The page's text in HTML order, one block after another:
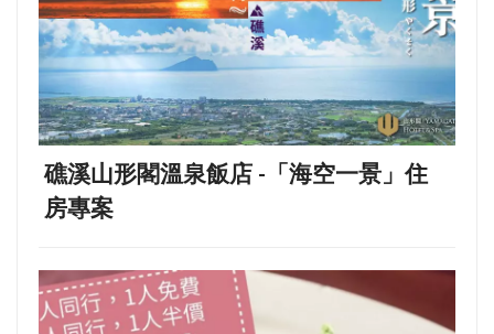
礁溪山形閣溫泉飯店 -「海空一景」住
房專案